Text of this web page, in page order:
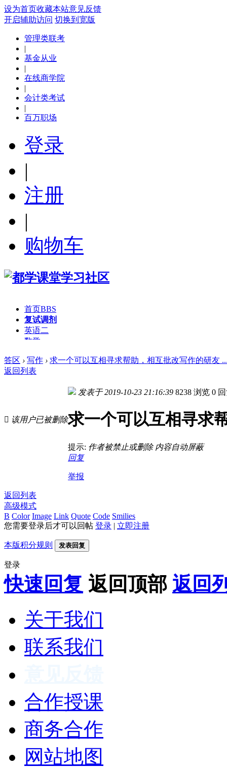
设为首页收藏本站意见反馈
开启辅助访问 切换到宽版
管理类联考
|
基金从业
|
在线商学院
|
会计类考试
|
百万职场
登录
|
注册
|
购物车
首页BBS
复试调剂
英语二
数学
写作
MBA
答区 › 写作 › 求一个可以互相寻求帮助，相互批改写作的研友
返回列表
 该用户已被删除
发表于 2019-10-23 21:16:39 8238 浏览 0
求一个可以互相寻求
提示: 作者被禁止或删除 内容自动屏蔽
回复
举报
返回列表
高级模式
B Color Image Link Quote Code Smilies
您需要登录后才可以回帖 登录 | 立即注册
本版积分规则 发表回复
登录
快速回复 返回顶部 返回
关于我们
联系我们
合作授课
商务合作
网站地图